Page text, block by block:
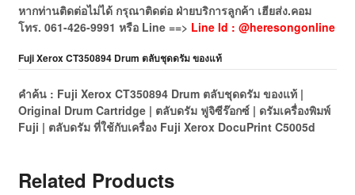
หากท่านติดต่อไม่ได้ กรุณาติดต่อ ฝ่ายบริการลูกค้า เฮียส่ง.คอม
โทร. 061-426-9991 หรือ Line ==> Line Id : @heresongonline
Fuji Xerox CT350894 Drum ตลับชุดดรัม ของแท้
คำค้น : Fuji Xerox CT350894 Drum ตลับชุดดรัม ของแท้ |
Original Drum Cartridge | ตลับดรัม ฟูจิซีร๊อกซ์ | ดรัมเครื่องพิมพ์
Fuji | ตลับดรัม ที่ใช้กับเครื่อง Fuji Xerox DocuPrint C5005d
Related Products